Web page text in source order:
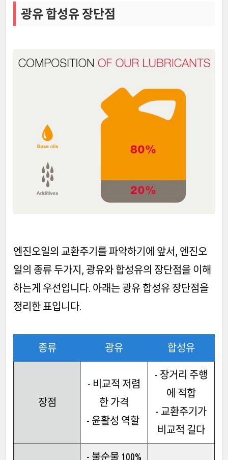
광유 합성유 장단점
엔진오일의 교환주기를 파악하기에 앞서, 엔진오
일의 종류 두가지, 광유와 합성유의 장단점을 이해
하는게 우선입니다. 아래는 광유 합성유 장단점을
정리한 표입니다.
종류 광유 합성유
장점
- 비교적 저렴
한 가격
- 윤활성 역할
- 장거리 주행
에 적합
- 교환주기가
비교적 길다
- 불순물 100%